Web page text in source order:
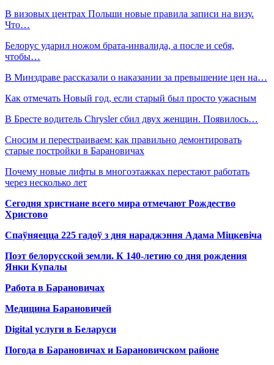
В визовых центрах Польши новые правила записи на визу.
Что…
Белорус ударил ножом брата-инвалида, а после и себя,
чтобы…
В Минздраве рассказали о наказании за превышение цен на…
Как отмечать Новый год, если старый был просто ужасным
В Бресте водитель Chrysler сбил двух женщин. Появилось…
Сносим и перестраиваем: как правильно демонтировать
старые постройки в Барановичах
Почему новые лифты в многоэтажках перестают работать
через несколько лет
Сегодня христиане всего мира отмечают Рождество
Христово
Спаўняецца 225 гадоў з дня нараджэння Адама Міцкевіча
Поэт белорусской земли. К 140-летию со дня рождения
Янки Купалы
Работа в Барановичах
Медицина Барановичей
Digital услуги в Беларуси
Погода в Барановичах и Барановичском районе